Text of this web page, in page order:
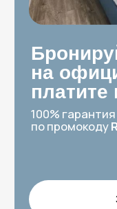
Все варианты
в пешей доступности
выберите удобный
или деловым локациям
м.
До метро: 3 – 15
Центральный